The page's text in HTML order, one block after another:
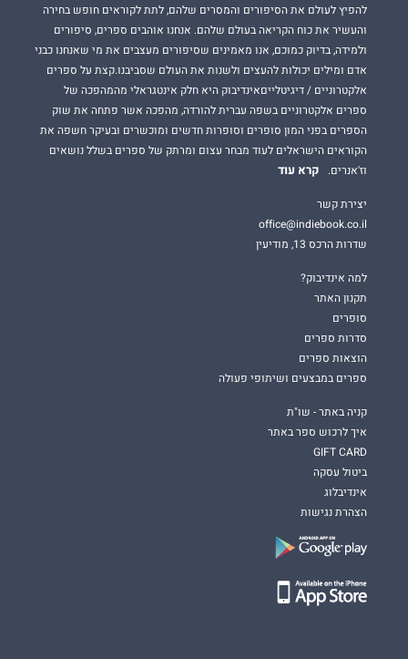
להפיץ לעולם את הסיפורים והמסרים שלהם, לתת לקוראים חופש בחירה
והעשיר את כוח הקריאה בעולם שלהם. אנחנו אוהבים ספרים, סיפורים
ולמידה, בדיוק כמוכם, אנו מאמינים שסיפורים מעצבים את מי שאנחנו כבני
אדם ומילים יכולות להעצים ולשנות את העולם שסביבנו.קצת על ספרים
אלקטרוניים / דיגיטלייםאינדיבוק היא חלק אינטגראלי מהמהפכה של
ספרים אלקטרוניים בשפה עברית להורדה, מהפכה אשר פתחה את שוק
הספרים בפני המון סופרים וסופרות חדשים ומוכשרים ובעיקר חשפה את
הקוראים הישראלים לעוד מבחר עצום ומרתק של ספרים בשלל נושאים
וז'אנרים.
קרא עוד
יצירת קשר
office@indiebook.co.il
שדרות הרכס 13, מודיעין
למה אינדיבוק?
תקנון האתר
סופרים
סדרות ספרים
הוצאות ספרים
ספרים במבצעים ושיתופי פעולה
קניה באתר - שו"ת
איך לרכוש ספר באתר
GIFT CARD
ביטול עסקה
אינדיבלוג
הצהרת נגישות